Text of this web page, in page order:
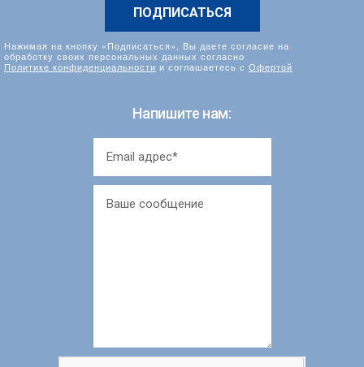
Нажимая на кнопку «Подписаться», Вы даете согласие на
обработку своих персональных данных согласно
Политике конфиденциальности и соглашаетесь с Офертой
Напишите нам: